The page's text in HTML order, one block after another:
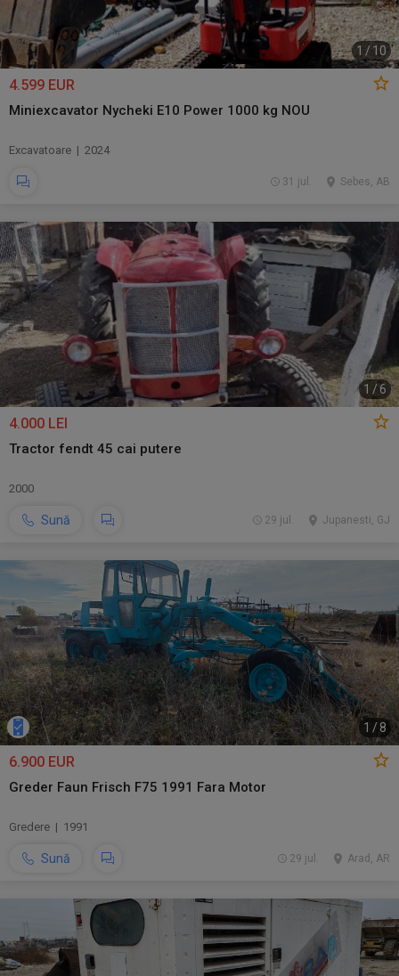
1 / 10
4.599 EUR
Miniexcavator Nycheki E10 Power 1000 kg NOU
Excavatoare | 2024
Sebes, AB
31 jul.
1 /6
4.000 LEI
Tractor fendt 45 cai putere
2000
Sună Jupanesti, GJ
29 jul.
1 /8
6.900 EUR
Greder Faun Frisch F75 1991 Fara Motor
Gredere | 1991
Sună Arad, AR
29 jul.